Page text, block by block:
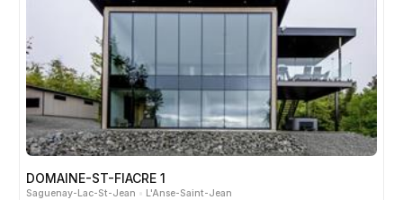
DOMAINE-ST-FIACRE 1
Saguenay-Lac-St-Jean
L'Anse-Saint-Jean